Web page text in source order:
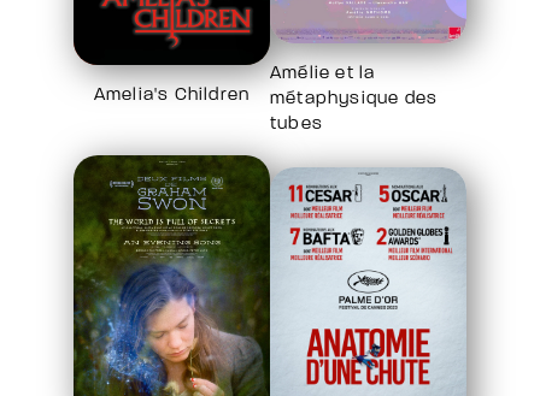
Amelia's Children
Amélie et la
métaphysique des
tubes